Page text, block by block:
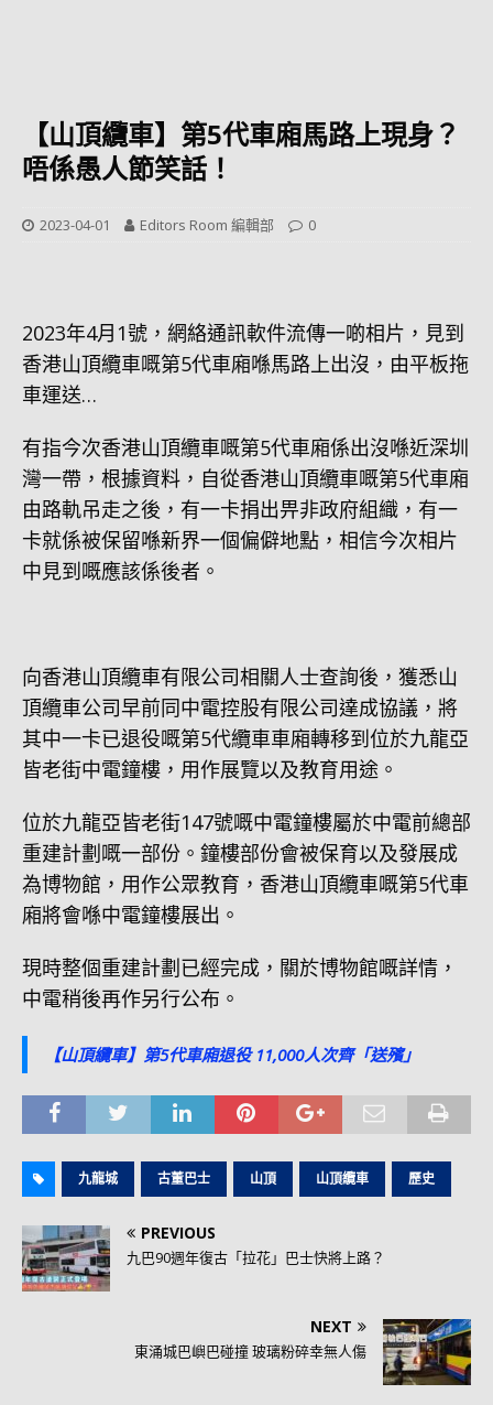
【山頂纜車】第5代車廂馬路上現身？
唔係愚人節笑話！
2023-04-01 Editors Room 編輯部 0
2023年4月1號，網絡通訊軟件流傳一啲相片，見到
香港山頂纜車嘅第5代車廂喺馬路上出沒，由平板拖
車運送…
有指今次香港山頂纜車嘅第5代車廂係出沒喺近深圳
灣一帶，根據資料，自從香港山頂纜車嘅第5代車廂
由路軌吊走之後，有一卡捐出畀非政府組織，有一
卡就係被保留喺新界一個偏僻地點，相信今次相片
中見到嘅應該係後者。
向香港山頂纜車有限公司相關人士查詢後，獲悉山
頂纜車公司早前同中電控股有限公司達成協議，將
其中一卡已退役嘅第5代纜車車廂轉移到位於九龍亞
皆老街中電鐘樓，用作展覽以及教育用途。
位於九龍亞皆老街147號嘅中電鐘樓屬於中電前總部
重建計劃嘅一部份。鐘樓部份會被保育以及發展成
為博物館，用作公眾教育，香港山頂纜車嘅第5代車
廂將會喺中電鐘樓展出。
現時整個重建計劃已經完成，關於博物館嘅詳情，
中電稍後再作另行公布。
【山頂纜車】第5代車廂退役 11,000人次齊「送殯」
九龍城 古董巴士 山頂 山頂纜車 歷史
PREVIOUS
九巴90週年復古「拉花」巴士快將上路？
NEXT
東涌城巴嶼巴碰撞 玻璃粉碎幸無人傷